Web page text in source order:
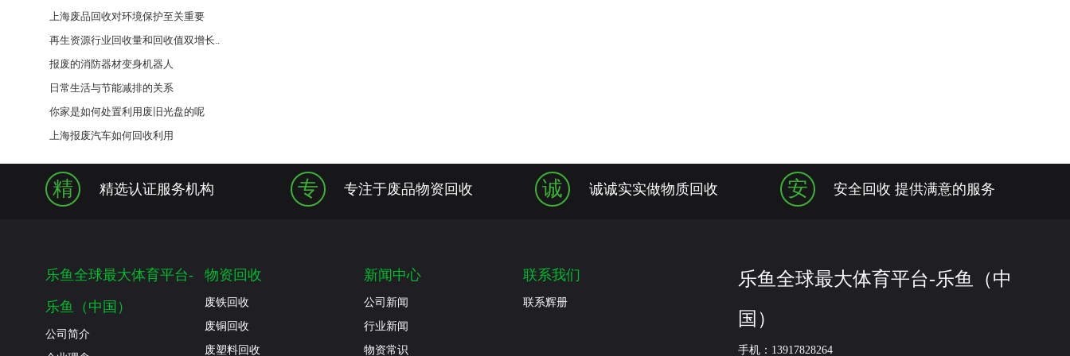
上海废品回收对环境保护至关重要
再生资源行业回收量和回收值双增长..
报废的消防器材变身机器人
日常生活与节能减排的关系
你家是如何处置利用废旧光盘的呢
上海报废汽车如何回收利用
精 精选认证服务机构 专 专注于废品物资回收 诚 诚诚实实做物质回收 安 安全回收 提供满意的服务
乐鱼全球最大体育平台-
乐鱼（中国）
公司简介
物资回收
废铁回收
废铜回收
废塑料回收
新闻中心
公司新闻
行业新闻
物资常识
联系我们
联系辉册
乐鱼全球最大体育平台-乐鱼（中
国）
手机：13917828264